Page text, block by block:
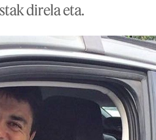
direla eta.